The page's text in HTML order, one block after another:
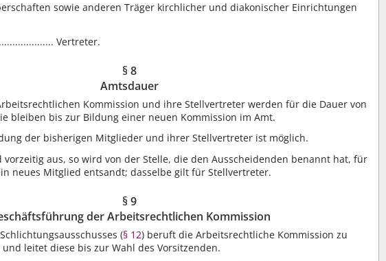
sowie anderen Träger kirchlicher und diakonischer Einrichtungen
Vertreter.
§ 8
Amtsdauer
Kommission und ihre Stellvertreter werden für die Dauer von
bleiben bis zur Bildung einer neuen Kommission im Amt.
der bisherigen Mitglieder und ihrer Stellvertreter ist möglich.
vorzeitig aus, so wird von der Stelle, die den Ausscheidenden benannt hat, für
neues Mitglied entsandt; dasselbe gilt für Stellvertreter.
§ 9
der Arbeitsrechtlichen Kommission
(§ 12) beruft die Arbeitsrechtliche Kommission zu
leitet diese bis zur Wahl des Vorsitzenden.